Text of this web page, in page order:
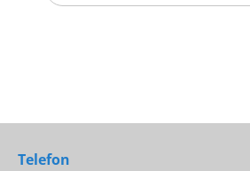
Telefon